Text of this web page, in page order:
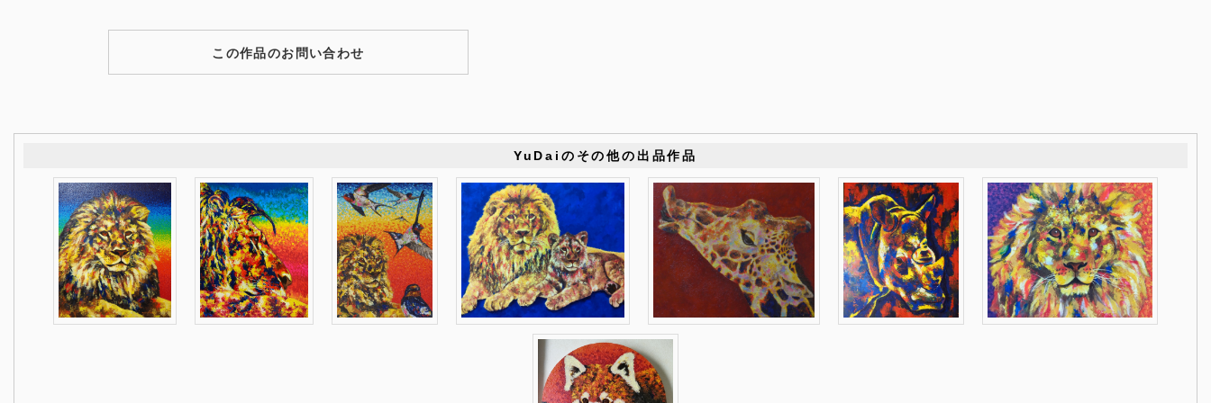
この作品のお問い合わせ
YuDaiのその他の出品作品